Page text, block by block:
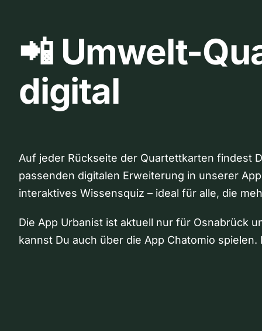
📲 Umwelt-
digital
Auf jeder Rückseite der Quartettkarten findest
passenden digitalen Erweiterung in unserer
interaktives Wissensquiz – ideal für alle, die
Die App Urbanist ist aktuell nur für Osnabrück
kannst Du auch über die App Chatomio